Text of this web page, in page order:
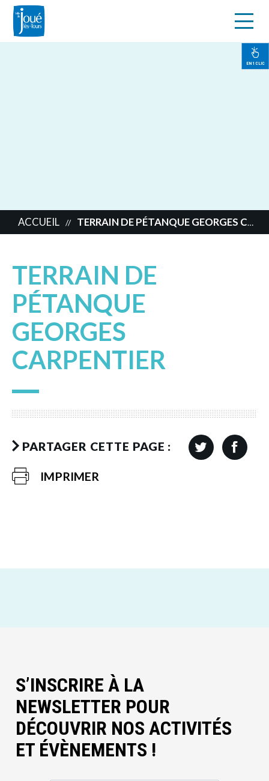
EN 1 CLIC
ACCUEIL // TERRAIN DE PÉTANQUE GEORGES CARPENTIER
TERRAIN DE
PÉTANQUE
GEORGES
CARPENTIER
PARTAGER CETTE PAGE :
IMPRIMER
S’INSCRIRE À LA
NEWSLETTER POUR
DÉCOUVRIR NOS ACTIVITÉS
ET ÉVÈNEMENTS !